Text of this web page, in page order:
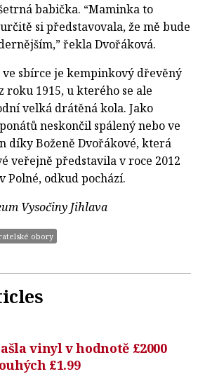
babička. “Maminka to
si představovala, že mě bude
řekla Dvořáková.
sbírce je kempinkový dřevěný
roku 1915, u kterého se ale
velká drátěná kola. Jako
neskončil spálený nebo ve
díky Boženě Dvořákové, která
veřejně představila v roce 2012
Polné, odkud pochází.
Vysočiny Jihlava
obory
vinyl v hodnotě £2000
£1.99